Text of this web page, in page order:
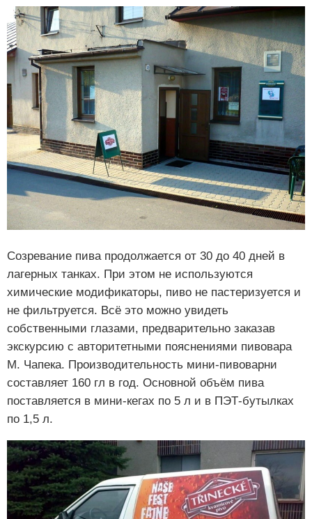
Созревание пива продолжается от 30 до 40 дней в
лагерных танках. При этом не используются
химические модификаторы, пиво не пастеризуется и
не фильтруется. Всё это можно увидеть
собственными глазами, предварительно заказав
экскурсию с авторитетными пояснениями пивовара
М. Чапека. Производительность мини-пивоварни
составляет 160 гл в год. Основной объём пива
поставляется в мини-кегах по 5 л и в ПЭТ-бутылках
по 1,5 л.